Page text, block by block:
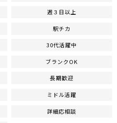
週３日以上
駅チカ
30代活躍中
ブランクOK
長期歓迎
ミドル活躍
詳細応相談